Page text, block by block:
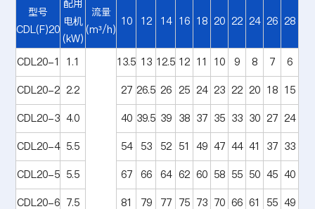
型号
CDL(F)20
配用
电机
(kW)
流量
(m³/h)
10 12 14 16 18 20 22 24 26 28
CDL20-1 1.1 13.5 13 12.5 12 11 10 9 8 7
6
CDL20-2 2.2 27 26.5 26 25 24 23 22 20 18 15
CDL20-3 4.0 40 39.5 39 38 37 35 33 30 27 24
CDL20-4 5.5 54 53 52 51 49 47 44 41 37 33
CDL20-5 5.5 67 66 64 62 60 58 55 50 45 40
CDL20-6 7.5 81 79 77 75 73 70 66 61 55 49